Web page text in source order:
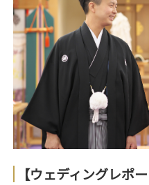
【ウェディングレポ